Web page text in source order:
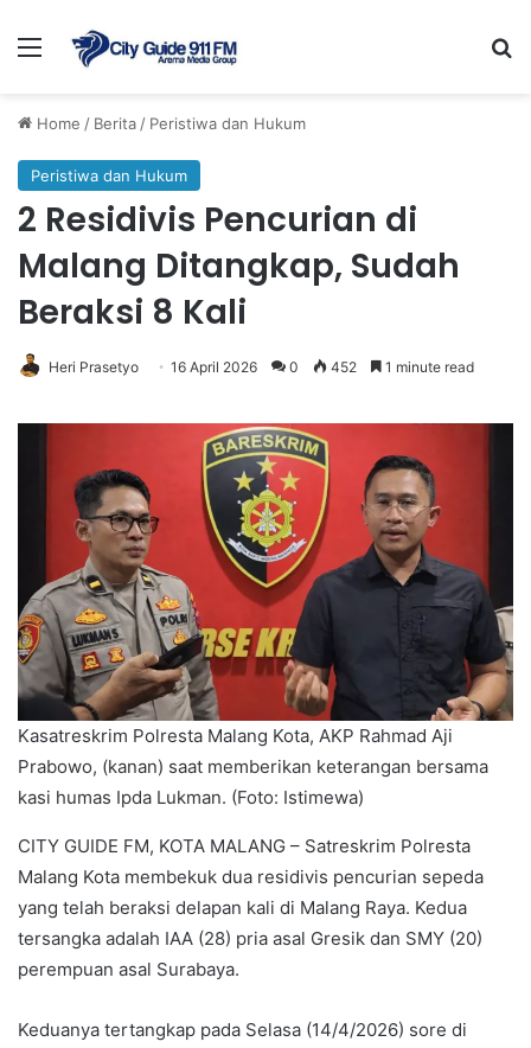
Menu
Home / Berita / Peristiwa dan Hukum
Peristiwa dan Hukum
2 Residivis Pencurian di
Malang Ditangkap, Sudah
Beraksi 8 Kali
Heri Prasetyo 16 April 2026 0 452 1 minute read
Kasatreskrim Polresta Malang Kota, AKP Rahmad Aji
Prabowo, (kanan) saat memberikan keterangan bersama
kasi humas Ipda Lukman. (Foto: Istimewa)
CITY GUIDE FM, KOTA MALANG – Satreskrim Polresta
Malang Kota membekuk dua residivis pencurian sepeda
yang telah beraksi delapan kali di Malang Raya. Kedua
tersangka adalah IAA (28) pria asal Gresik dan SMY (20)
perempuan asal Surabaya.
Keduanya tertangkap pada Selasa (14/4/2026) sore di